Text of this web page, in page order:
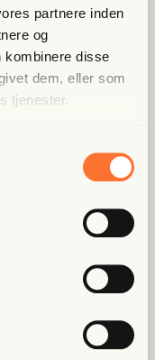
partnere inden
og
kombinere disse
dem, eller som
tjenester.
her.